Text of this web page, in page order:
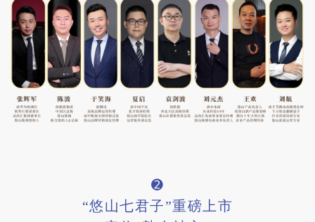
➋
“悠山七君子”重磅上市